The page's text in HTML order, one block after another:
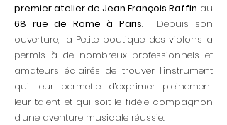
premier atelier de Jean François Raffin au
68 rue de Rome à Paris. Depuis son
ouverture, la Petite boutique des violons a
permis à de nombreux professionnels et
amateurs éclairés de trouver l’instrument
qui leur permette d’exprimer pleinement
leur talent et qui soit le fidèle compagnon
d’une aventure musicale réussie.